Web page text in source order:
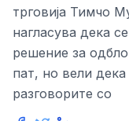
трговија Тимчо
нагласува дека
решение за
пат, но вели
разговорите со